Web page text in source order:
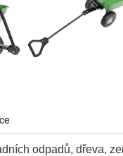
odpadů, dřeva,